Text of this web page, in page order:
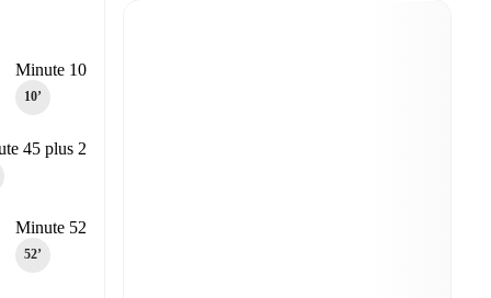
Minute 10
10‎’‎
45 plus 2
Minute 52
52‎’‎